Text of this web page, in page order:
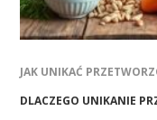
JAK UNIKAĆ
DLACZEGO UNIKANIE